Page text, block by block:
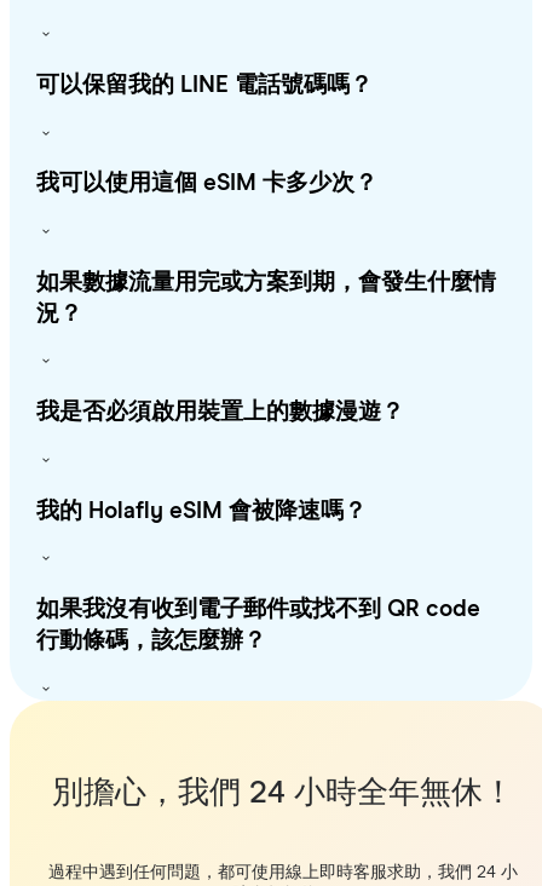
可以保留我的 LINE 電話號碼嗎？
我可以使用這個 eSIM 卡多少次？
如果數據流量用完或方案到期，會發生什麼情
況？
我是否必須啟用裝置上的數據漫遊？
我的 Holafly eSIM 會被降速嗎？
如果我沒有收到電子郵件或找不到 QR code
行動條碼，該怎麼辦？
別擔心，我們 24 小時全年無休！
過程中遇到任何問題，都可使用線上即時客服求助，我們 24 小